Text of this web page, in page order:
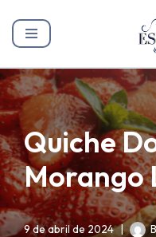
Pular
o
conteúdo
Quiche
Morango
9 de abril de 2024